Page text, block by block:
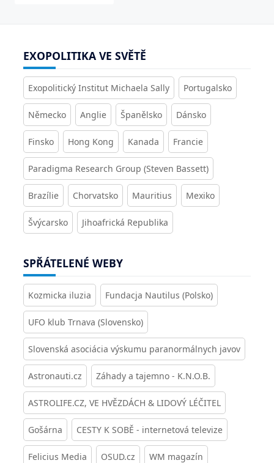
EXOPOLITIKA VE SVĚTĚ
Exopolitický Institut Michaela Sally Portugalsko
Německo Anglie Španělsko Dánsko
Finsko Hong Kong Kanada Francie
Paradigma Research Group (Steven Bassett)
Brazílie Chorvatsko Mauritius Mexiko
Švýcarsko Jihoafrická Republika
SPŘÁTELENÉ WEBY
Kozmicka iluzia Fundacja Nautilus (Polsko)
UFO klub Trnava (Slovensko)
Slovenská asociácia výskumu paranormálnych javov
Astronauti.cz Záhady a tajemno - K.N.O.B.
ASTROLIFE.CZ, VE HVĚZDÁCH & LIDOVÝ LÉČITEL
Gošárna CESTY K SOBĚ - internetová televize
Felicius Media OSUD.cz WM magazín